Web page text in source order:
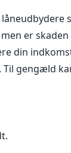
er
din
gengæld